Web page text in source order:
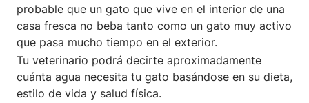
probable que un gato que vive en el interior de una
casa fresca no beba tanto como un gato muy activo
que pasa mucho tiempo en el exterior.
Tu veterinario podrá decirte aproximadamente
cuánta agua necesita tu gato basándose en su dieta,
estilo de vida y salud física.